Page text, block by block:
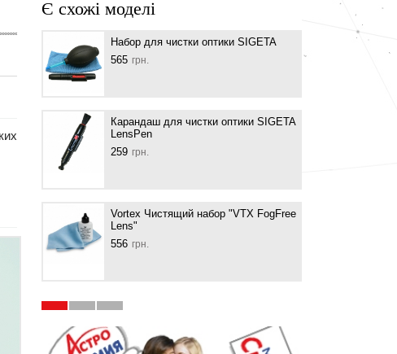
Є схожі моделі
Набор для чистки оптики SIGETA
565 грн.
Карандаш для чистки оптики SIGETA
LensPen
259 грн.
Vortex Чистящий набор "VTX FogFree
Lens"
556 грн.